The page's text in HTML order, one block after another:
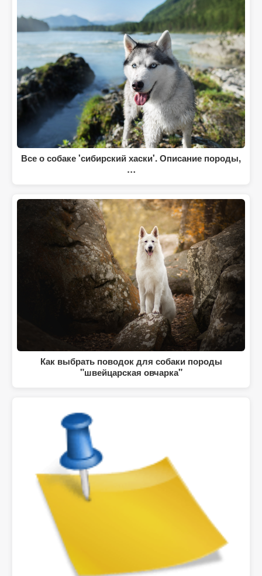
Все о собаке 'сибирский хаски'. Описание породы,
…
Как выбрать поводок для собаки породы
"швейцарская овчарка"